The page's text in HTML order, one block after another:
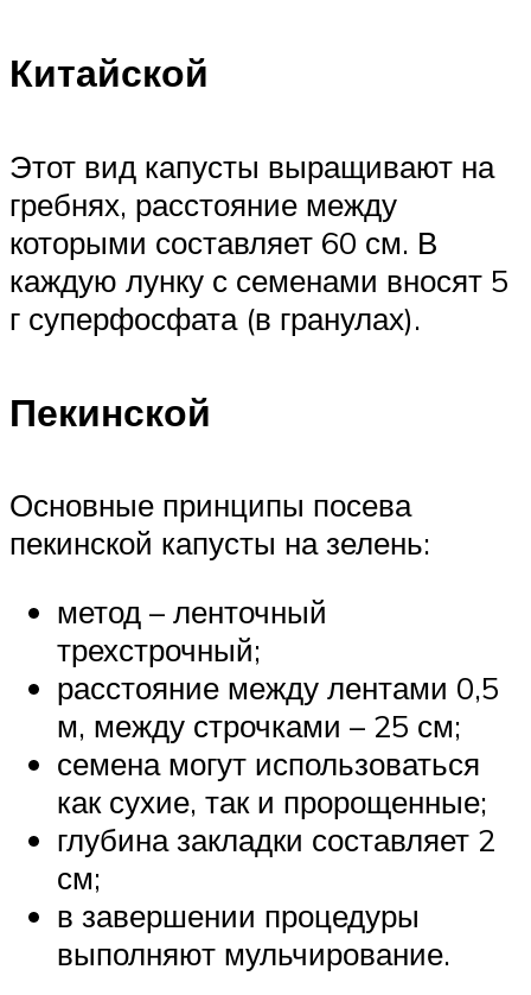
Китайской
Этот вид капусты выращивают на
гребнях, расстояние между
которыми составляет 60 см. В
каждую лунку с семенами вносят 5
г суперфосфата (в гранулах).
Пекинской
Основные принципы посева
пекинской капусты на зелень:
метод – ленточный
трехстрочный;
расстояние между лентами 0,5
м, между строчками – 25 см;
семена могут использоваться
как сухие, так и пророщенные;
глубина закладки составляет 2
см;
в завершении процедуры
выполняют мульчирование.